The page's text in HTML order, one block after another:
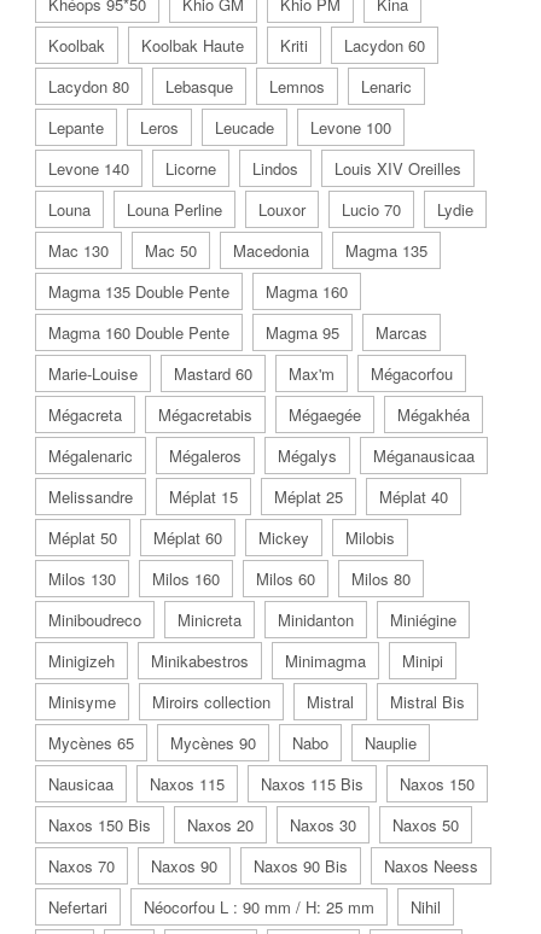
Koolbak
Koolbak Haute Kriti
Lacydon 60
Lacydon 80
Lebasque Lemnos
Lenaric
Lepante
Leros Leucade
Levone 100
Levone 140
Licorne Lindos
Louis XIV Oreilles
Louna
Louna Perline Louxor Lucio 70
Lydie
Mac 130
Mac 50 Macedonia
Magma 135
Magma 135 Double Pente
Magma 160
Magma 160 Double Pente
Magma 95
Marcas
Marie-Louise
Mastard 60 Max'm
Mégacorfou
Mégacreta
Mégacretabis Mégaegée
Mégakhéa
Mégalenaric
Mégaleros Mégalys
Méganausicaa
Melissandre
Méplat 15 Méplat 25
Méplat 40
Méplat 50
Méplat 60 Mickey
Milobis
Milos 130
Milos 160 Milos 60
Milos 80
Miniboudreco
Minicreta Minidanton
Miniégine
Minigizeh
Minikabestros Minimagma
Minipi
Minisyme
Miroirs collection Mistral
Mistral Bis
Mycènes 65
Mycènes 90 Nabo
Nauplie
Nausicaa
Naxos 115 Naxos 115 Bis
Naxos 150
Naxos 150 Bis
Naxos 20 Naxos 30
Naxos 50
Naxos 70
Naxos 90 Naxos 90 Bis
Naxos Neess
Nefertari
Néocorfou L : 90 mm / H: 25 mm
Nihil